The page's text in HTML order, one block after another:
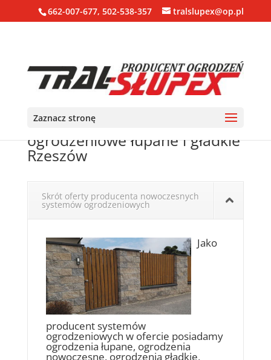
662-007-677, 502-538-357 tralslupex@op.pl
Zaznacz stronę
Ogrodzenia, bloczki, pustaki
ogrodzeniowe łupane i gładkie
Rzeszów
Skrót oferty producenta nowoczesnych
systemów ogrodzeniowych
Jako
producent systemów
ogrodzeniowych w ofercie posiadamy
ogrodzenia łupane, ogrodzenia
nowoczesne, ogrodzenia gładkie,